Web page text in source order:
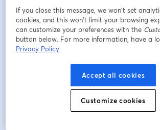
Email address*
First name*
If you close this message, we won’t set
cookies, and this won’t limit your browsing
can customize your preferences with the
button below. For more information, have a
Privacy Policy
Accept all cookies
Customize cookies